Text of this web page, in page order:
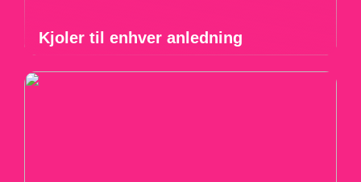
Kjoler til enhver anledning